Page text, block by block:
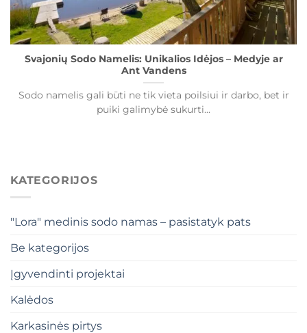
Svajonių Sodo Namelis: Unikalios Idėjos – Medyje ar
Ant Vandens
Sodo namelis gali būti ne tik vieta poilsiui ir darbo, bet ir
puiki galimybė sukurti...
KATEGORIJOS
"Lora" medinis sodo namas – pasistatyk pats
Be kategorijos
Įgyvendinti projektai
Kalėdos
Karkasinės pirtys